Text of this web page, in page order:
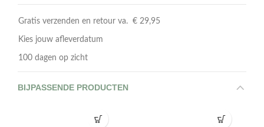
Gratis verzenden en retour va. € 29,95
Kies jouw afleverdatum
100 dagen op zicht
BIJPASSENDE PRODUCTEN